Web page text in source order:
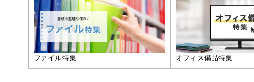
ファイル特集 オフィス備品特集